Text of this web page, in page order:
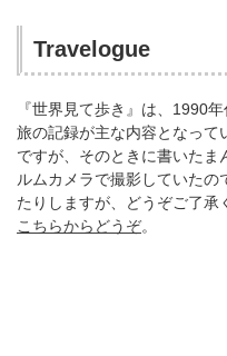
Travelogue
『世界見て歩き』は、1990
旅の記録が主な内容となって
ですが、そのときに書いたま
ルムカメラで撮影していたの
たりしますが、どうぞご了承
こちらからどうぞ。